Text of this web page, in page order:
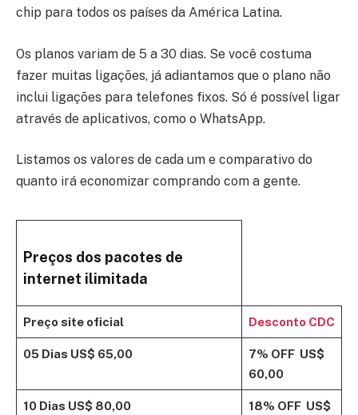
chip para todos os países da América Latina.
Os planos variam de 5 a 30 dias. Se você costuma
fazer muitas ligações, já adiantamos que o plano não
inclui ligações para telefones fixos. Só é possível ligar
através de aplicativos, como o WhatsApp.
Listamos os valores de cada um e comparativo do
quanto irá economizar comprando com a gente.
Preços dos pacotes de
internet ilimitada
Preço site oficial Desconto CDC
05 Dias US$ 65,00 7% OFFUS$
60,00
10 Dias US$ 80,00 18% OFFUS$